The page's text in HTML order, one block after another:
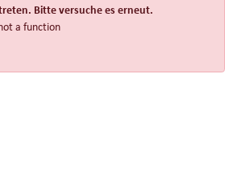
Bitte versuche es erneut.
a function